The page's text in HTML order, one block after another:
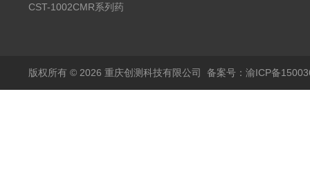
温试验箱
CST-1002CMR系列药
版权所有 © 2026 重庆创测科技有限公司 备案号：渝ICP备